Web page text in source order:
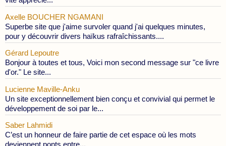
Axelle BOUCHER NGAMANI
Superbe site que j'aime survoler quand j'ai quelques minutes,
pour y découvrir divers haïkus rafraîchissants....
Gérard Lepoutre
Bonjour à toutes et tous, Voici mon second message sur "ce livre
d'or." Le site...
Lucienne Maville-Anku
Un site exceptionnellement bien conçu et convivial qui permet le
développement de soi par le...
Saber Lahmidi
C’est un honneur de faire partie de cet espace où les mots